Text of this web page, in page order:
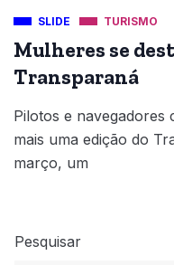
SLIDE TURISMO
Mulheres se
Transparaná
Pilotos e navegadores
mais uma edição do
março, um
Pesquisar